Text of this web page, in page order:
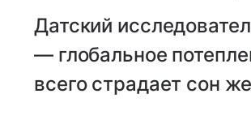
Датский
— глобальное
всего страдает сон